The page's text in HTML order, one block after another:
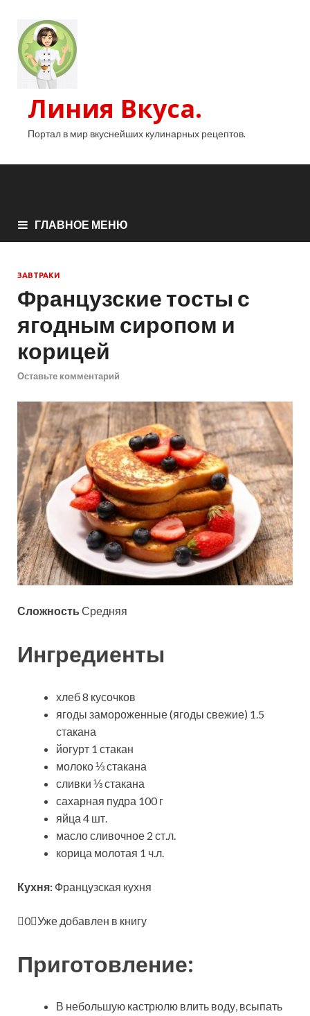
Линия Вкуса.
Портал в мир вкуснейших кулинарных рецептов.
ГЛАВНОЕ МЕНЮ
ЗАВТРАКИ
Французские тосты с
ягодным сиропом и
корицей
Оставьте комментарий
Сложность Средняя
Ингредиенты
хлеб 8 кусочков
ягоды замороженные (ягоды свежие) 1.5
стакана
йогурт 1 стакан
молоко ⅓ стакана
сливки ⅓ стакана
сахарная пудра 100 г
яйца 4 шт.
масло сливочное 2 ст.л.
корица молотая 1 ч.л.
Кухня: Французская кухня
0 Уже добавлен в книгу
Приготовление:
В небольшую кастрюлю влить воду, всыпать